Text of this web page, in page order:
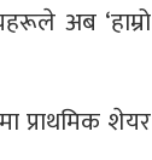
अब ‘हाम्रो
प्राथमिक शेयर